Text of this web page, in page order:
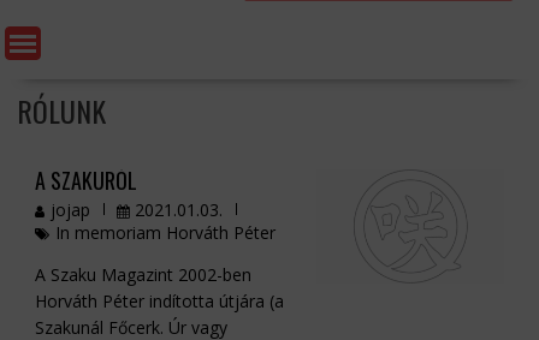
RÓLUNK
A SZAKURÓL
jojap
2021.01.03.
In memoriam Horváth Péter
A Szaku Magazint 2002-ben
Horváth Péter indította útjára (a
Szakunál Főcerk. Úr vagy